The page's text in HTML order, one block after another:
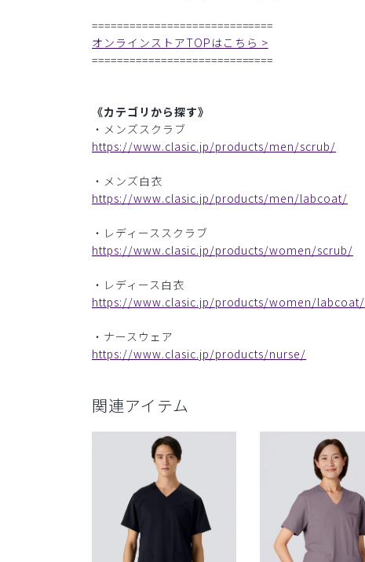
=============================
オンラインストアTOPはこちら >
=============================
《カテゴリから探す》
・メンズスクラブ
https://www.clasic.jp/products/men/scrub/
・メンズ白衣
https://www.clasic.jp/products/men/labcoat/
・レディーススクラブ
https://www.clasic.jp/products/women/scrub/
・レディース白衣
https://www.clasic.jp/products/women/labcoat/
・ナースウェア
https://www.clasic.jp/products/nurse/
関連アイテム